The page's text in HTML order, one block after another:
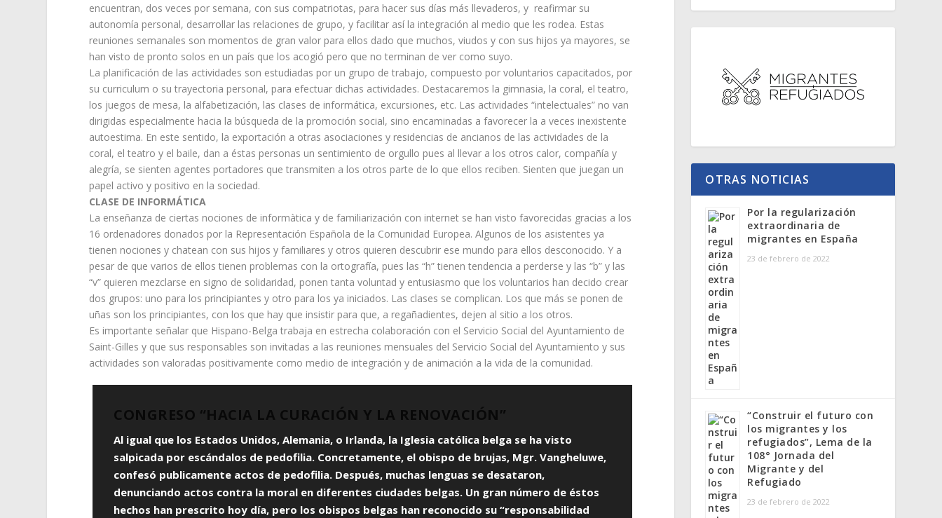
encuentran, dos veces por semana, con sus compatriotas, para hacer sus días más llevaderos, y reafirmar su
autonomía personal, desarrollar las relaciones de grupo, y facilitar así la integración al medio que les rodea. Estas
reuniones semanales son momentos de gran valor para ellos dado que muchos, viudos y con sus hijos ya mayores, se
han visto de pronto solos en un país que los acogió pero que no terminan de ver como suyo.
La planificación de las actividades son estudiadas por un grupo de trabajo, compuesto por voluntarios capacitados, por
su curriculum o su trayectoria personal, para efectuar dichas actividades. Destacaremos la gimnasia, la coral, el teatro,
los juegos de mesa, la alfabetización, las clases de informática, excursiones, etc. Las actividades “intelectuales” no van
dirigidas especialmente hacia la búsqueda de la promoción social, sino encaminadas a favorecer la a veces inexistente
autoestima. En este sentido, la exportación a otras asociaciones y residencias de ancianos de las actividades de la
coral, el teatro y el baile, dan a éstas personas un sentimiento de orgullo pues al llevar a los otros calor, compañía y
alegría, se sienten agentes portadores que transmiten a los otros parte de lo que ellos reciben. Sienten que juegan un
papel activo y positivo en la sociedad.
CLASE DE INFORMÁTICA
La enseñanza de ciertas nociones de informàtica y de familiarización con internet se han visto favorecidas gracias a los
16 ordenadores donados por la Representación Española de la Comunidad Europea. Algunos de los asistentes ya
tienen nociones y chatean con sus hijos y familiares y otros quieren descubrir ese mundo para ellos desconocido. Y a
pesar de que varios de ellos tienen problemas con la ortografía, pues las “h” tienen tendencia a perderse y las “b” y las
“v” quieren mezclarse en signo de solidaridad, ponen tanta voluntad y entusiasmo que los voluntarios han decido crear
dos grupos: uno para los principiantes y otro para los ya iniciados. Las clases se complican. Los que más se ponen de
uñas son los principiantes, con los que hay que insistir para que, a regañadientes, dejen al sitio a los otros.
Es importante señalar que Hispano-Belga trabaja en estrecha colaboración con el Servicio Social del Ayuntamiento de
Saint-Gilles y que sus responsables son invitadas a las reuniones mensuales del Servicio Social del Ayuntamiento y sus
actividades son valoradas positivamente como medio de integración y de animación a la vida de la comunidad.
CONGRESO “HACIA LA CURACIÓN Y LA RENOVACIÓN”
Al igual que los Estados Unidos, Alemania, o Irlanda, la Iglesia católica belga se ha visto
salpicada por escándalos de pedofilia. Concretamente, el obispo de brujas, Mgr. Vangheluwe,
confesó publicamente actos de pedofilia. Después, muchas lenguas se desataron,
denunciando actos contra la moral en diferentes ciudades belgas. Un gran número de éstos
hechos han prescrito hoy día, pero los obispos belgas han reconocido su “responsabilidad
OTRAS NOTICIAS
Por la regularización
extraordinaria de
migrantes en España
23 de febrero de 2022
“Construir el futuro con
los migrantes y los
refugiados”, Lema de la
108° Jornada del
Migrante y del
Refugiado
23 de febrero de 2022